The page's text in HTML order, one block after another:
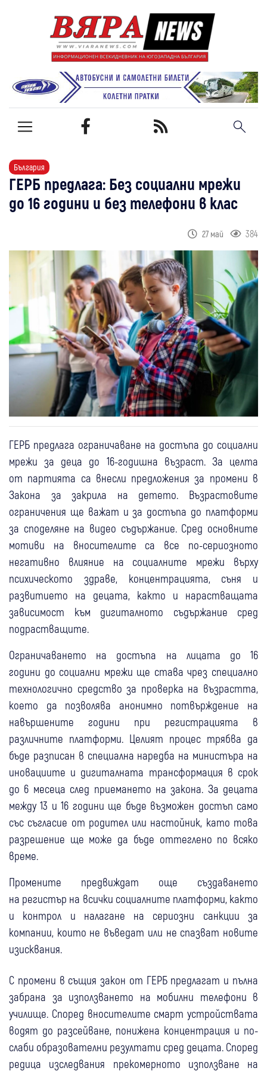
България
ГЕРБ предлага: Без социални мрежи
до 16 години и без телефони в клас
27 май 384
ГЕРБ предлага ограничаване на достъпа до социални
мрежи за деца до 16-годишна възраст. За целта
от партията са внесли предложения за промени в
Закона за закрила на детето. Възрастовите
ограничения ще важат и за достъпа до платформи
за споделяне на видео съдържание. Сред основните
мотиви на вносителите са все по-сериозното
негативно влияние на социалните мрежи върху
психическото здраве, концентрацията, съня и
развитието на децата, както и нарастващата
зависимост към дигиталното съдържание сред
подрастващите.
Ограничаването на достъпа на лицата до 16
години до социални мрежи ще става чрез специално
технологично средство за проверка на възрастта,
което да позволява анонимно потвърждение на
навършените години при регистрацията в
различните платформи. Целият процес трябва да
бъде разписан в специална наредба на министъра на
иновациите и дигиталната трансформация в срок
до 6 месеца след приемането на закона. За децата
между 13 и 16 години ще бъде възможен достъп само
със съгласие от родител или настойник, като това
разрешение ще може да бъде оттеглено по всяко
време.
Промените предвиждат още създаването
на регистър на всички социалните платформи, както
и контрол и налагане на сериозни санкции за
компании, които не въведат или не спазват новите
изисквания.
С промени в същия закон от ГЕРБ предлагат и пълна
забрана за използването на мобилни телефони в
училище. Според вносителите смарт устройствата
водят до разсейване, понижена концентрация и по-
слаби образователни резултати сред децата. Според
редица изследвания прекомерното използване на